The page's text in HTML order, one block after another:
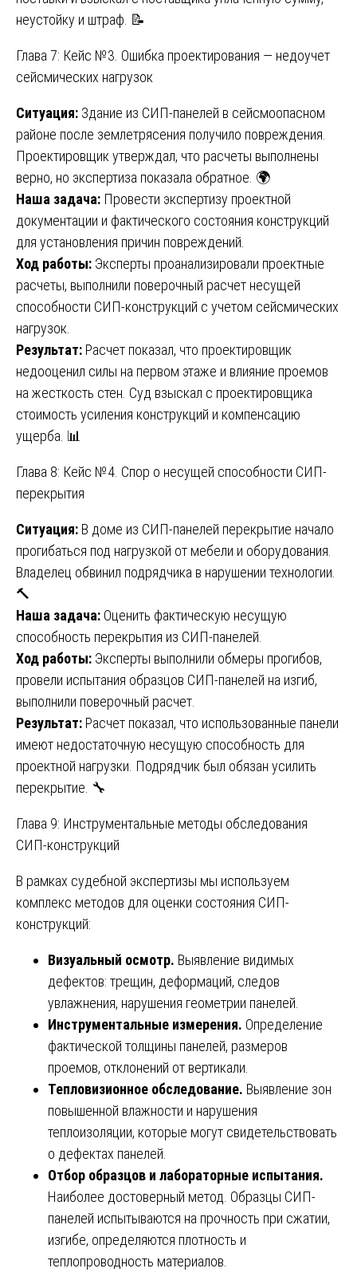
неустойку и штраф. 📝
Глава 7: Кейс №3. Ошибка проектирования — недоучет
сейсмических нагрузок
Ситуация: Здание из СИП-панелей в сейсмоопасном
районе после землетрясения получило повреждения.
Проектировщик утверждал, что расчеты выполнены
верно, но экспертиза показала обратное. 🌍
Наша задача: Провести экспертизу проектной
документации и фактического состояния конструкций
для установления причин повреждений.
Ход работы: Эксперты проанализировали проектные
расчеты, выполнили поверочный расчет несущей
способности СИП-конструкций с учетом сейсмических
нагрузок.
Результат: Расчет показал, что проектировщик
недооценил силы на первом этаже и влияние проемов
на жесткость стен. Суд взыскал с проектировщика
стоимость усиления конструкций и компенсацию
ущерба. 📊
Глава 8: Кейс №4. Спор о несущей способности СИП-
перекрытия
Ситуация: В доме из СИП-панелей перекрытие начало
прогибаться под нагрузкой от мебели и оборудования.
Владелец обвинил подрядчика в нарушении технологии.
🔨
Наша задача: Оценить фактическую несущую
способность перекрытия из СИП-панелей.
Ход работы: Эксперты выполнили обмеры прогибов,
провели испытания образцов СИП-панелей на изгиб,
выполнили поверочный расчет.
Результат: Расчет показал, что использованные панели
имеют недостаточную несущую способность для
проектной нагрузки. Подрядчик был обязан усилить
перекрытие. 🔧
Глава 9: Инструментальные методы обследования
СИП-конструкций
В рамках судебной экспертизы мы используем
комплекс методов для оценки состояния СИП-
конструкций:
Визуальный осмотр. Выявление видимых
дефектов: трещин, деформаций, следов
увлажнения, нарушения геометрии панелей.
Инструментальные измерения. Определение
фактической толщины панелей, размеров
проемов, отклонений от вертикали.
Тепловизионное обследование. Выявление зон
повышенной влажности и нарушения
теплоизоляции, которые могут свидетельствовать
о дефектах панелей.
Отбор образцов и лабораторные испытания.
Наиболее достоверный метод. Образцы СИП-
панелей испытываются на прочность при сжатии,
изгибе, определяются плотность и
теплопроводность материалов.